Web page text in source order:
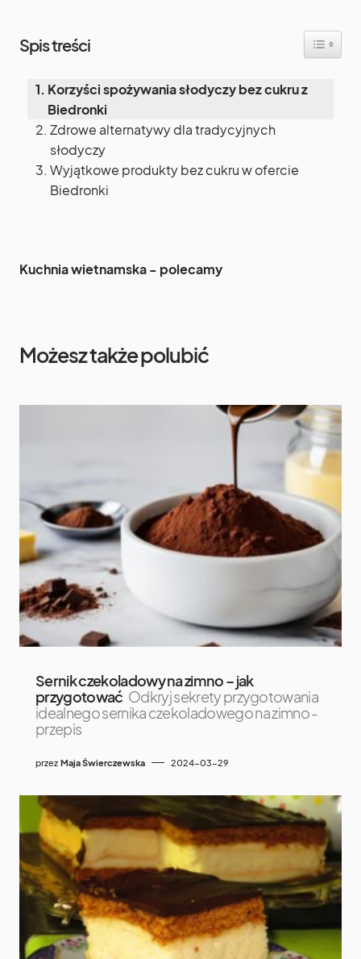
Spis treści Toggle
Korzyści spożywania słodyczy bez cukru z
Biedronki
Zdrowe alternatywy dla tradycyjnych
słodyczy
Wyjątkowe produkty bez cukru w ofercie
Biedronki
Kuchnia wietnamska - polecamy
Możesz także polubić
Sernik czekoladowy na zimno – jak
przygotować Odkryj sekrety przygotowania
idealnego sernika czekoladowego na zimno -
przepis
przez Maja Świerczewska 2024-03-29